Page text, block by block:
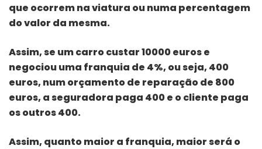
que ocorrem na viatura ou numa percentagem
do valor da mesma.
Assim, se um carro custar 10000 euros e
negociou uma franquia de 4%, ou seja, 400
euros, num orçamento de reparação de 800
euros, a seguradora paga 400 e o cliente paga
os outros 400.
Assim, quanto maior a franquia, maior será o